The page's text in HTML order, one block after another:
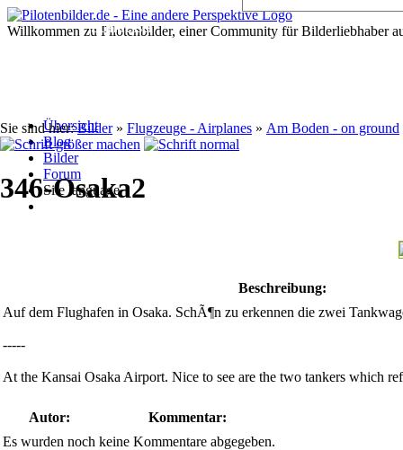
Willkommen zu Pilotenbilder, einer Community für Bilderliebhaber
Übersicht
Blog
Bilder
Forum
Site language
Sie sind hier:Bilder» Flugzeuge - Airplanes » Am Boden - on ground
346-Osaka2
Beschreibung:
Auf dem Flughafen in Osaka. SchÃ¶n zu erkennen die zwei
-----
At the Kansai Osaka Airport. Nice to see are the two tankers which
Autor:
Kommentar:
Es wurden noch keine Kommentare abgegeben.